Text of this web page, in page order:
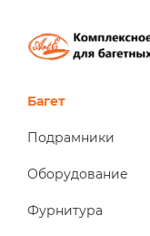
Багет
Подрамники
Оборудование
Фурнитура